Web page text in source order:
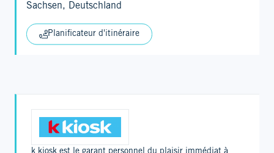
Sachsen, Deutschland
Planificateur d'itinéraire